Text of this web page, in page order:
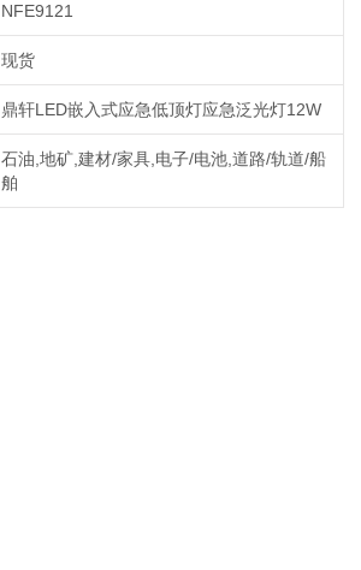
NFE9121
现货
鼎轩LED嵌入式应急低顶灯应急泛光灯12W
石油,地矿,建材/家具,电子/电池,道路/轨道/船
舶